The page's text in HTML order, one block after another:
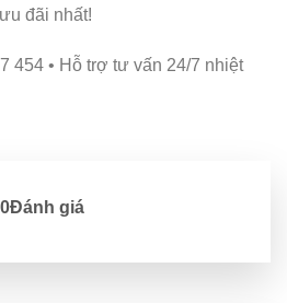
đãi nhất!
454 • Hỗ trợ tư vấn 24/7 nhiệt
0Đánh giá